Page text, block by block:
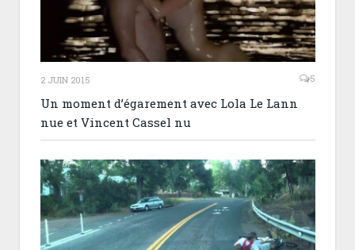
2 JUIN 2015 5
Un moment d’égarement avec Lola Le Lann
nue et Vincent Cassel nu